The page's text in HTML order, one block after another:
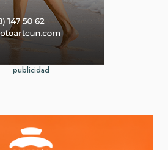
publicidad